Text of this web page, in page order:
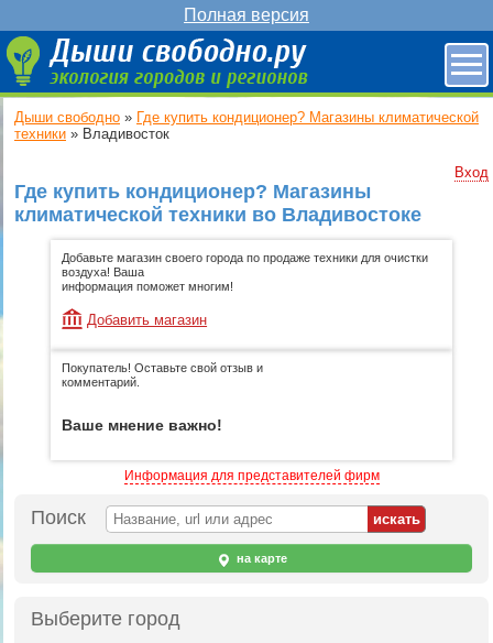
Полная версия
Дыши свободно » Где купить кондиционер? Магазины климатической
техники » Владивосток
Вход
Где купить кондиционер? Магазины
климатической техники во Владивостоке
Добавьте магазин своего города по продаже техники для очистки
воздуха! Ваша
информация поможет многим!
Добавить магазин
Покупатель! Оставьте свой отзыв и
комментарий.
Ваше мнение важно!
Информация для представителей фирм
Поиск
на карте
Выберите город